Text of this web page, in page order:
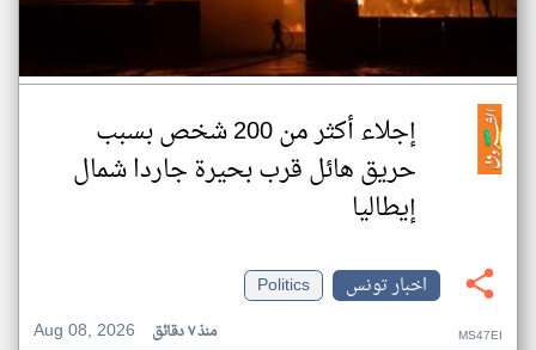
إجلاء أكثر من 200 شخص بسبب
حريق هائل قرب بحيرة جاردا شمال
إيطاليا
اخبار تونس
Politics
Aug 08, 2026
منذ ٧ دقائق MS47EI